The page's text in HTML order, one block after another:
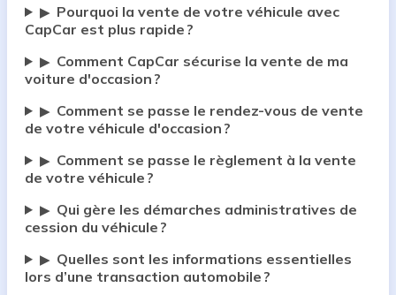
▶ Pourquoi la vente de votre véhicule avec
CapCar est plus rapide ?
▶ Comment CapCar sécurise la vente de ma
voiture d'occasion ?
▶ Comment se passe le rendez-vous de vente
de votre véhicule d'occasion ?
▶ Comment se passe le règlement à la vente
de votre véhicule ?
▶ Qui gère les démarches administratives de
cession du véhicule ?
▶ Quelles sont les informations essentielles
lors d’une transaction automobile ?